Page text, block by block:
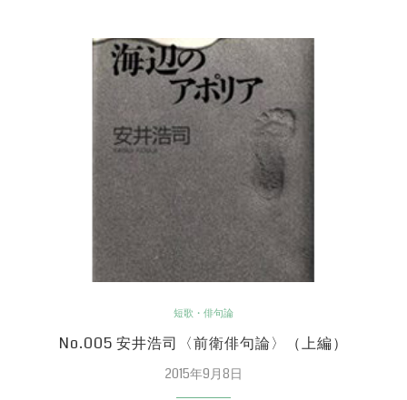
短歌・俳句論
No.005 安井浩司〈前衛俳句論〉（上編）
2015年9月8日